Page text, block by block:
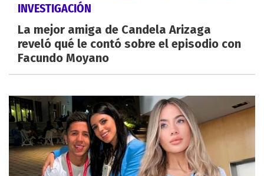
INVESTIGACIÓN
La mejor amiga de Candela Arizaga
reveló qué le contó sobre el episodio con
Facundo Moyano